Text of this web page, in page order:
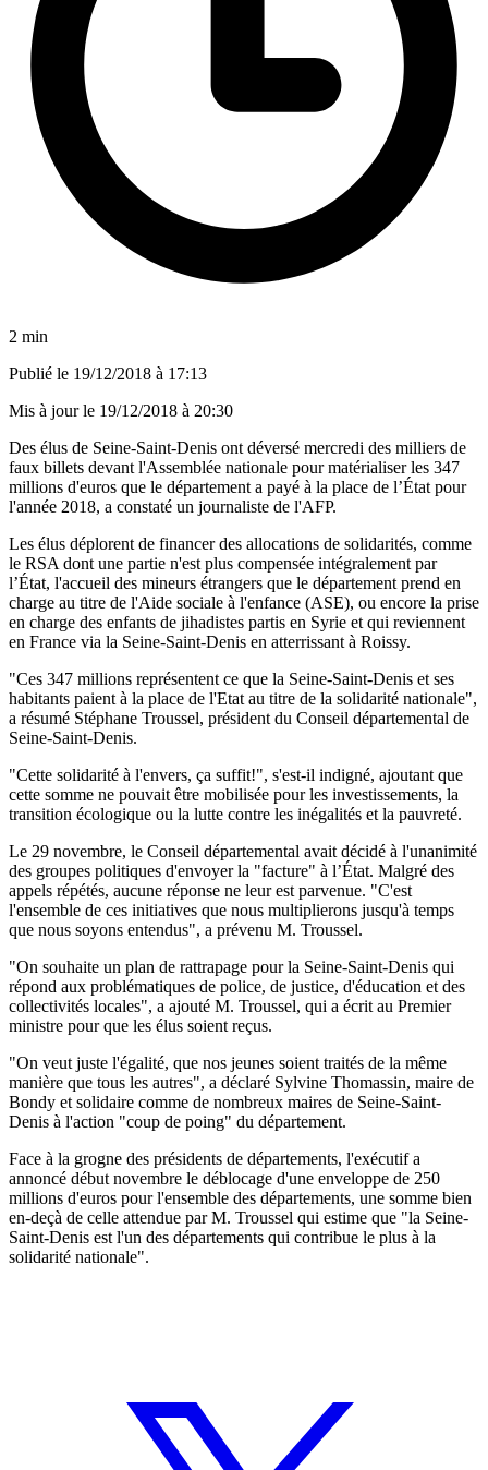
2 min
Publié le 19/12/2018 à 17:13
Mis à jour le 19/12/2018 à 20:30
Des élus de Seine-Saint-Denis ont déversé mercredi des milliers de
faux billets devant l'Assemblée nationale pour matérialiser les 347
millions d'euros que le département a payé à la place de l’État pour
l'année 2018, a constaté un journaliste de l'AFP.
Les élus déplorent de financer des allocations de solidarités, comme
le RSA dont une partie n'est plus compensée intégralement par
l’État, l'accueil des mineurs étrangers que le département prend en
charge au titre de l'Aide sociale à l'enfance (ASE), ou encore la prise
en charge des enfants de jihadistes partis en Syrie et qui reviennent
en France via la Seine-Saint-Denis en atterrissant à Roissy.
"Ces 347 millions représentent ce que la Seine-Saint-Denis et ses
habitants paient à la place de l'Etat au titre de la solidarité nationale",
a résumé Stéphane Troussel, président du Conseil départemental de
Seine-Saint-Denis.
"Cette solidarité à l'envers, ça suffit!", s'est-il indigné, ajoutant que
cette somme ne pouvait être mobilisée pour les investissements, la
transition écologique ou la lutte contre les inégalités et la pauvreté.
Le 29 novembre, le Conseil départemental avait décidé à l'unanimité
des groupes politiques d'envoyer la "facture" à l’État. Malgré des
appels répétés, aucune réponse ne leur est parvenue. "C'est
l'ensemble de ces initiatives que nous multiplierons jusqu'à temps
que nous soyons entendus", a prévenu M. Troussel.
"On souhaite un plan de rattrapage pour la Seine-Saint-Denis qui
répond aux problématiques de police, de justice, d'éducation et des
collectivités locales", a ajouté M. Troussel, qui a écrit au Premier
ministre pour que les élus soient reçus.
"On veut juste l'égalité, que nos jeunes soient traités de la même
manière que tous les autres", a déclaré Sylvine Thomassin, maire de
Bondy et solidaire comme de nombreux maires de Seine-Saint-
Denis à l'action "coup de poing" du département.
Face à la grogne des présidents de départements, l'exécutif a
annoncé début novembre le déblocage d'une enveloppe de 250
millions d'euros pour l'ensemble des départements, une somme bien
en-deçà de celle attendue par M. Troussel qui estime que "la Seine-
Saint-Denis est l'un des départements qui contribue le plus à la
solidarité nationale".